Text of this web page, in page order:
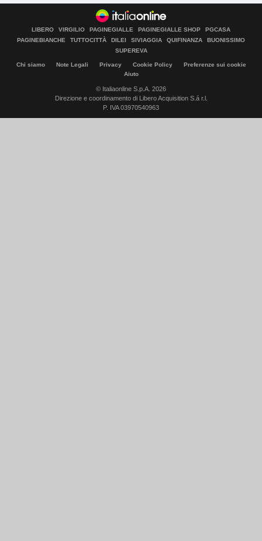
LIBERO VIRGILIO PAGINEGIALLE PAGINEGIALLE SHOP
PGCASA
PAGINEBIANCHE
TUTTOCITTÀ DILEI SIVIAGGIA QUIFINANZA
BUONISSIMO
SUPEREVA
Chi siamo Note Legali Privacy Cookie Policy
Preferenze sui cookie
Aiuto
© Italiaonline S.p.A. 2026
Direzione e coordinamento di Libero Acquisition S.á r.l.
P. IVA 03970540963